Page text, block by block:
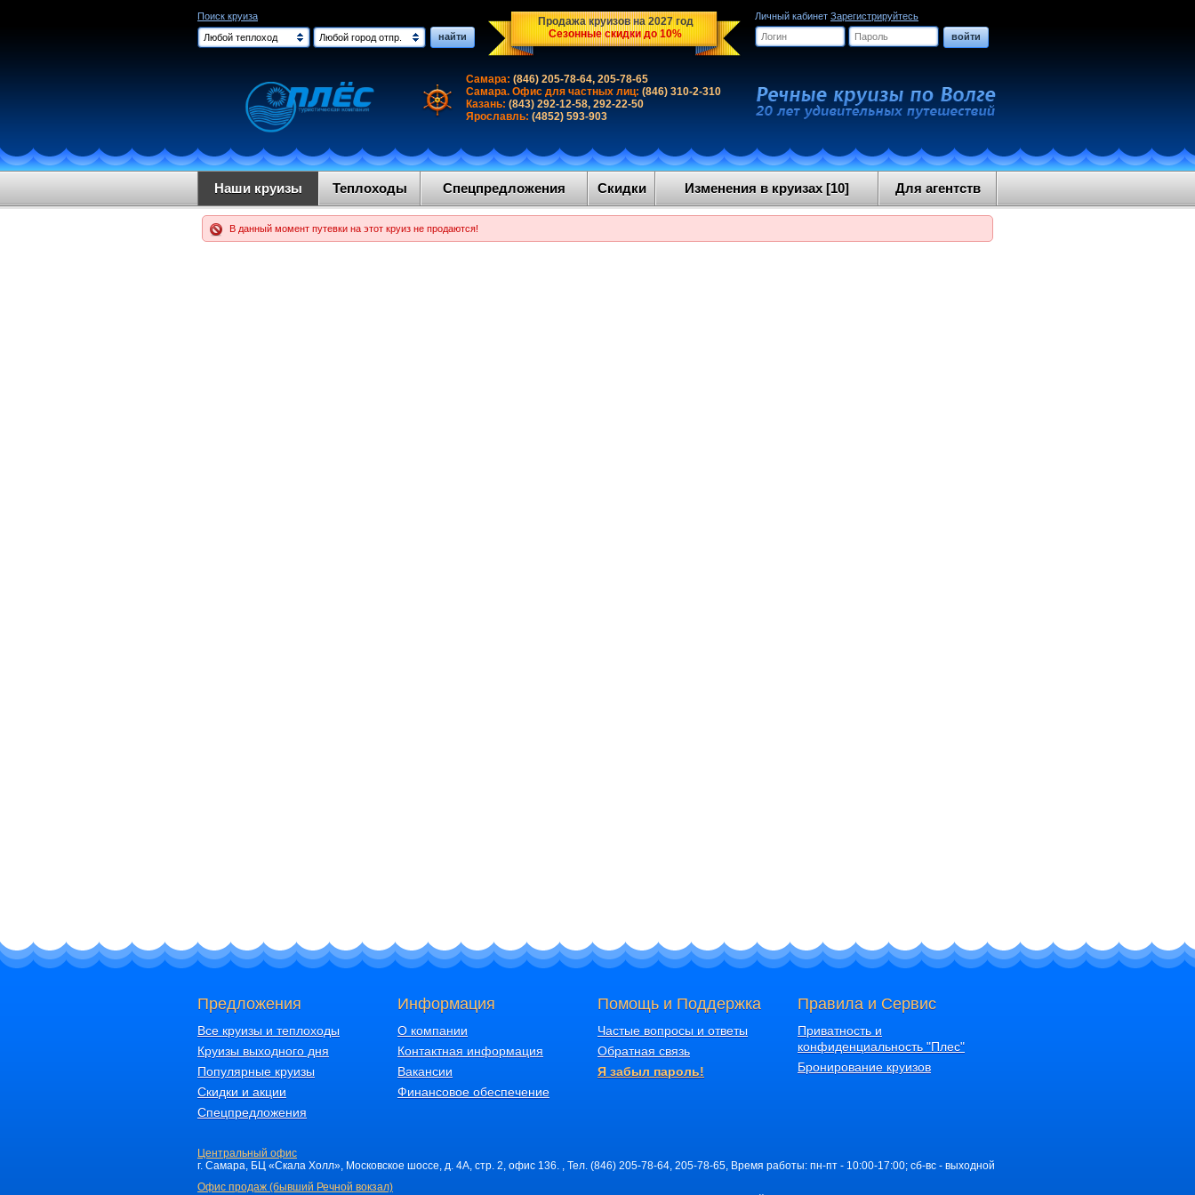
Поиск круиза
Любой теплоход
Любой город отпр. найти
Продажа круизов на 2027 год
Сезонные скидки до 10%
Личный кабинет Зарегистрируйтесь
войти
Самара: (846) 205-78-64, 205-78-65
Самара. Офис для частных лиц: (846) 310-2-310
Казань: (843) 292-12-58, 292-22-50
Ярославль: (4852) 593-903
Наши круизы Теплоходы Спецпредложения Скидки Изменения в круизах [10] Для агентств
В данный момент путевки на этот круиз не продаются!
Предложения
Все круизы и теплоходы
Круизы выходного дня
Популярные круизы
Скидки и акции
Спецпредложения
Информация
О компании
Контактная информация
Вакансии
Финансовое обеспечение
Помощь и Поддержка
Частые вопросы и ответы
Обратная связь
Я забыл пароль!
Правила и Сервис
Приватность и
конфиденциальность "Плес"
Бронирование круизов
Центральный офис
г. Самара, БЦ «Скала Холл», Московское шоссе, д. 4А, стр. 2, офис 136. , Тел. (846) 205-78-64, 205-78-65, Время работы: пн-пт - 10:00-17:00; сб-вс - выходной
Офис продаж (бывший Речной вокзал)